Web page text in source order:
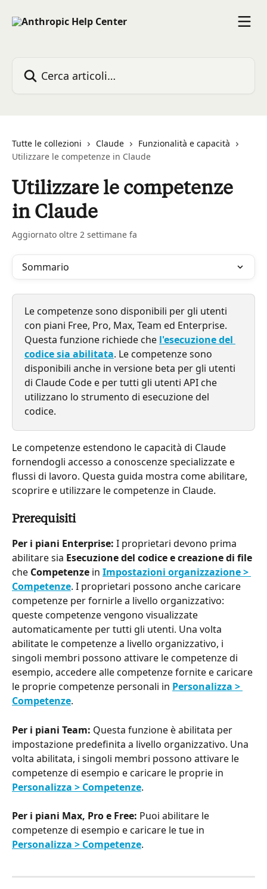
Tutte le collezioni Claude
Funzionalità e capacità
Utilizzare le competenze in Claude
Utilizzare le competenze
in Claude
Aggiornato oltre 2 settimane fa
Sommario
Le competenze sono disponibili per gli utenti
con piani Free, Pro, Max, Team ed Enterprise.
Questa funzione richiede che l'esecuzione del
codice sia abilitata. Le competenze sono
disponibili anche in versione beta per gli utenti
di Claude Code e per tutti gli utenti API che
utilizzano lo strumento di esecuzione del
codice.
Le competenze estendono le capacità di Claude
fornendogli accesso a conoscenze specializzate e
flussi di lavoro. Questa guida mostra come abilitare,
scoprire e utilizzare le competenze in Claude.
Prerequisiti
Per i piani Enterprise: I proprietari devono prima
abilitare sia Esecuzione del codice e creazione di file
che Competenze in Impostazioni organizzazione >
Competenze. I proprietari possono anche caricare
competenze per fornirle a livello organizzativo:
queste competenze vengono visualizzate
automaticamente per tutti gli utenti. Una volta
abilitate le competenze a livello organizzativo, i
singoli membri possono attivare le competenze di
esempio, accedere alle competenze fornite e caricare
le proprie competenze personali in Personalizza >
Competenze.
Per i piani Team: Questa funzione è abilitata per
impostazione predefinita a livello organizzativo. Una
volta abilitata, i singoli membri possono attivare le
competenze di esempio e caricare le proprie in
Personalizza > Competenze.
Per i piani Max, Pro e Free: Puoi abilitare le
competenze di esempio e caricare le tue in
Personalizza > Competenze.